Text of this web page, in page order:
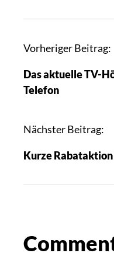
Vorheriger Beitrag:
Das aktuelle TV-
Telefon
Nächster Beitrag:
Kurze